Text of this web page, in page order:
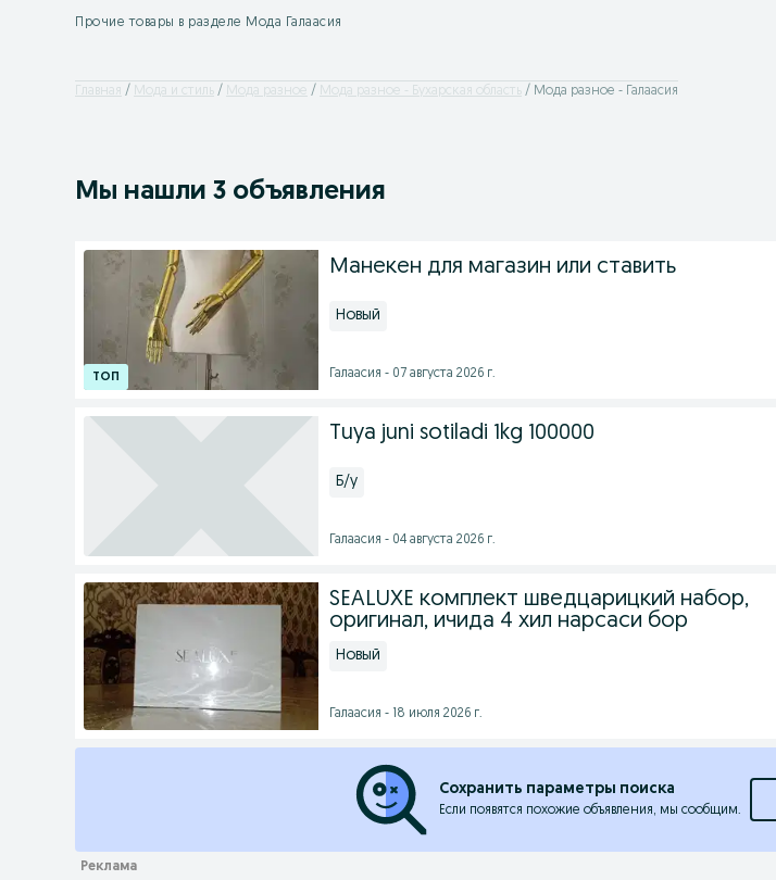
Прочие товары в разделе Мода Галаасия
Главная Мода и стиль Мода разное Мода разное - Бухарская область Мода разное - Галаасия
Мы нашли 3 объявления
Манекен для магазин или ставить
Новый
Галаасия - 07 августа 2026 г.
Tuya juni sotiladi 1kg 100000
Б/у
Галаасия - 04 августа 2026 г.
SEALUXE комплект шведцарицкий набор,
оригинал, ичида 4 хил нарсаси бор
Новый
Галаасия - 18 июля 2026 г.
Сохранить параметры поиска
Если появятся похожие объявления, мы сообщим.